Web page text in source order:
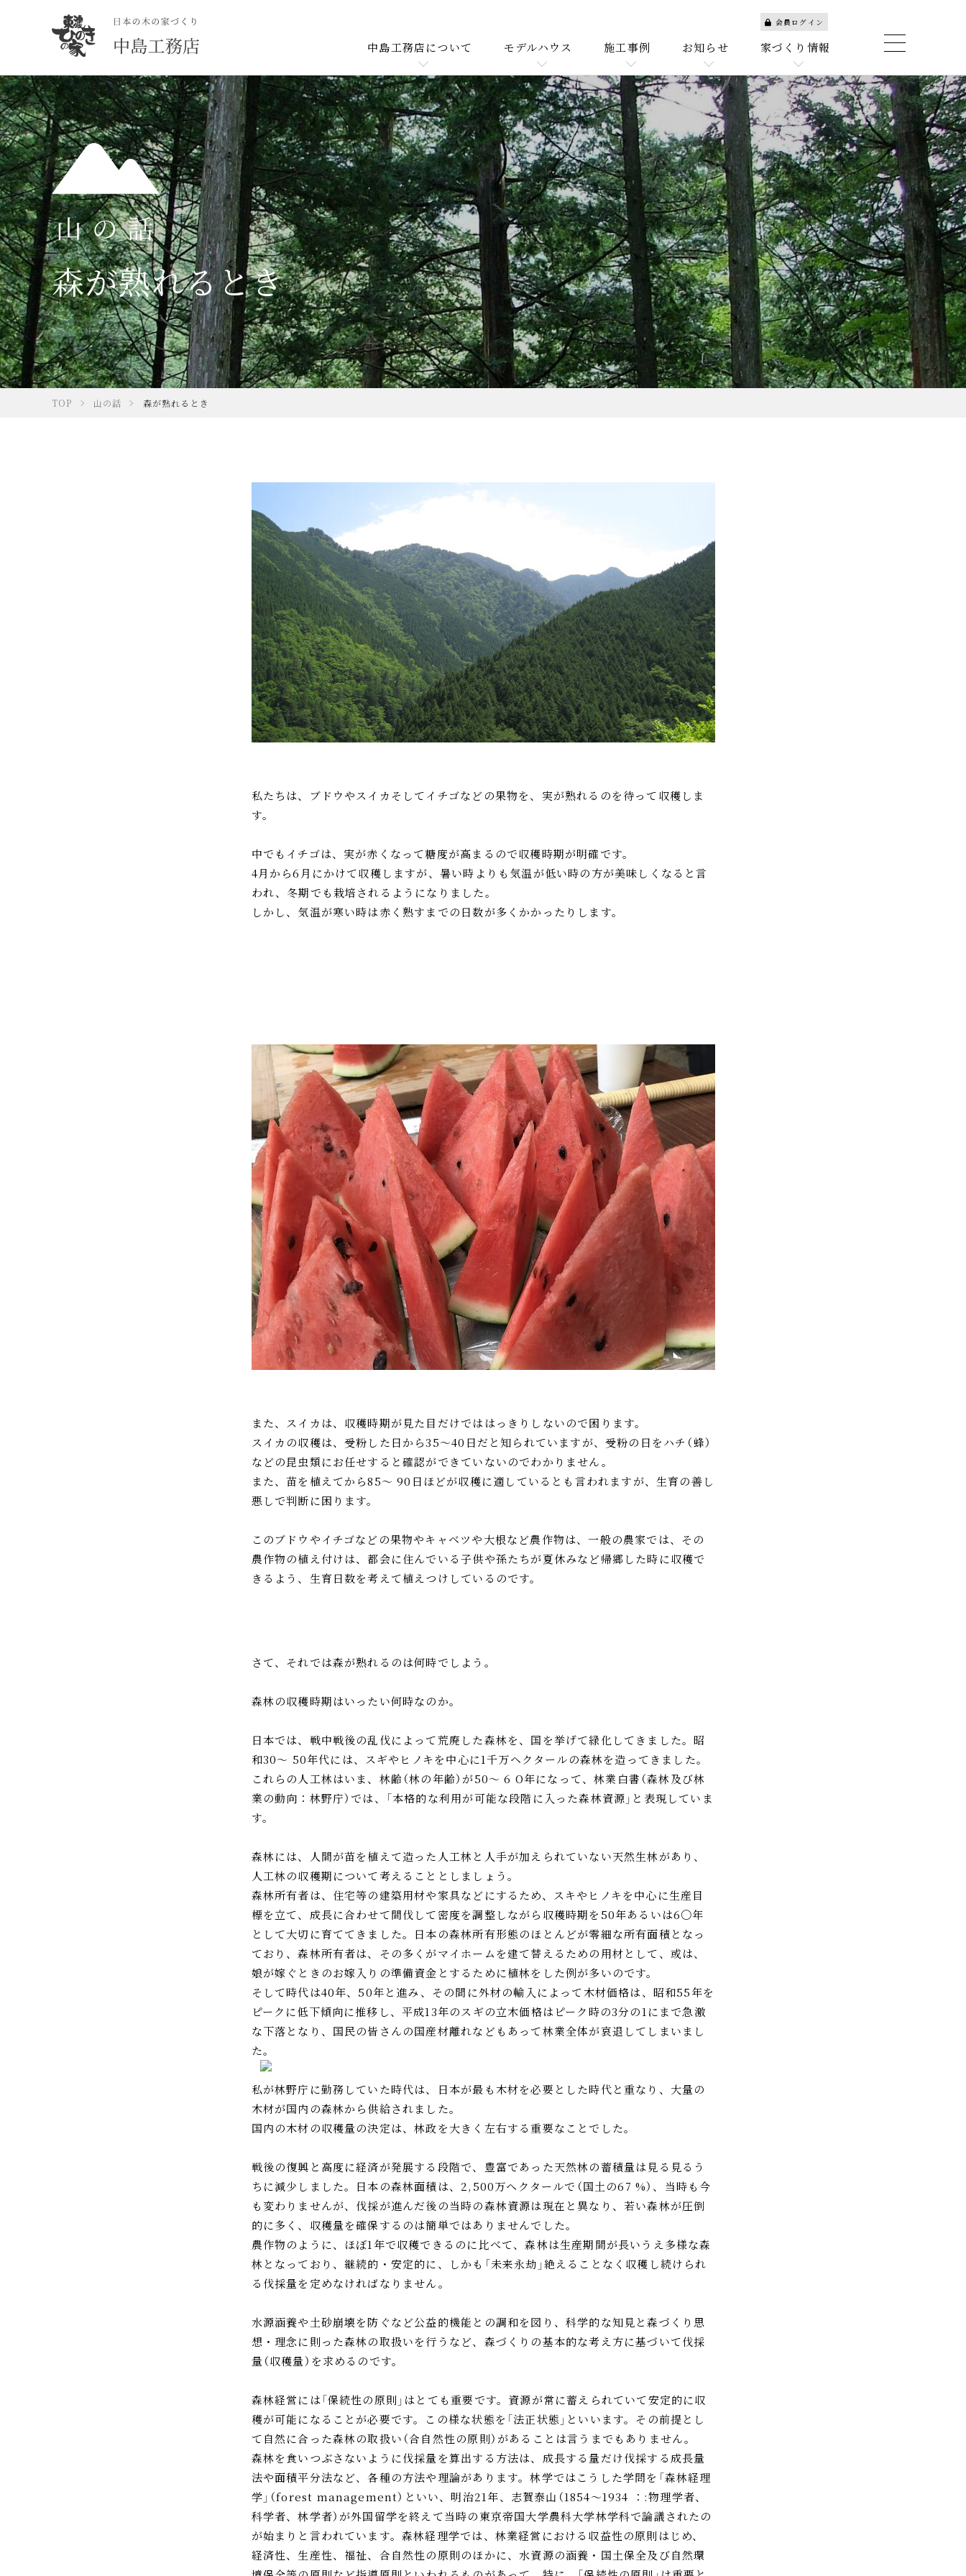
中島工務店について モデルハウス 施工事例 お知らせ 家づくり情報
会員ログイン
森が熟れるとき
TOP 山の話 森が熟れるとき
私たちは、ブドウやスイカそしてイチゴなどの果物を、実が熟れるのを待って収穫しま
す。
中でもイチゴは、実が赤くなって糖度が高まるので収穫時期が明確です。
4月から6月にかけて収穫しますが、暑い時よりも気温が低い時の方が美味しくなると言
われ、冬期でも栽培されるようになりました。
しかし、気温が寒い時は赤く熟すまでの日数が多くかかったりします。
また、スイカは、収穫時期が見た目だけでははっきりしないので困ります。
スイカの収穫は、受粉した日から35～40日だと知られていますが、受粉の日をハチ（蜂）
などの昆虫類にお任せすると確認ができていないのでわかりません。
また、苗を植えてから85～ 90日ほどが収穫に適しているとも言われますが、生育の善し
悪しで判断に困ります。
このブドウやイチゴなどの果物やキャベツや大根など農作物は、一般の農家では、その
農作物の植え付けは、都会に住んでいる子供や孫たちが夏休みなど帰郷した時に収穫で
きるよう、生育日数を考えて植えつけしているのです。
さて、それでは森が熟れるのは何時でしよう。
森林の収穫時期はいったい何時なのか。
日本では、戦中戦後の乱伐によって荒廃した森林を、国を挙げて緑化してきました。昭
和30～ 50年代には、スギやヒノキを中心に1千万ヘクタールの森林を造ってきました。
これらの人工林はいま、林齢（林の年齢）が50～ 6 O年になって、林業白書（森林及び林
業の動向：林野庁）では、「本格的な利用が可能な段階に入った森林資源」と表現していま
す。
森林には、人間が苗を植えて造った人工林と人手が加えられていない天然生林があり、
人工林の収穫期について考えることとしましょう。
森林所有者は、住宅等の建築用材や家具などにするため、スキやヒノキを中心に生産目
標を立て、成長に合わせて間伐して密度を調整しながら収穫時期を50年あるいは6〇年
として大切に育ててきました。日本の森林所有形態のほとんどが零細な所有面積となっ
ており、森林所有者は、その多くがマイホームを建て替えるための用材として、或は、
娘が嫁ぐときのお嫁入りの準備資金とするために植林をした例が多いのです。
そして時代は40年、50年と進み、その間に外材の輸入によって木材価格は、昭和55年を
ピークに低下傾向に推移し、平成13年のスギの立木価格はピーク時の3分の1にまで急激
な下落となり、 国民の皆さんの国産材離れなどもあって林業全体が哀退してしまいまし
た。
私が林野庁に勤務していた時代は、日本が最も木材を必要とした時代と重なり、大量の
木材が国内の森林から供給されました。
国内の木材の収穫量の決定は、林政を大きく左右する重要なことでした。
戦後の復興と高度に経済が発展する段階で、豊富であった天然林の蓄積量は見る見るう
ちに減少しました。日本の森林面積は、2,500万ヘクタールで（国土の67 %）、当時も今
も変わりませんが、伐採が進んだ後の当時の森林資源は現在と異なり、若い森林が圧倒
的に多く、収穫量を確保するのは簡単ではありませんでした。
農作物のように、ほぼ1年で収穫できるのに比べて、森林は生産期間が長いうえ多様な森
林となっており、継続的・安定的に、しかも「未来永劫」絶えることなく収穫し続けられ
る伐採量を定めなければなりません。
水源涵養や土砂崩壊を防ぐなど公益的機能との調和を図り、科学的な知見と森づくり思
想・理念に則った森林の取扱いを行うなど、森づくりの基本的な考え方に基づいて伐採
量（収穫量）を求めるのです。
森林経営には「保続性の原則」はとても重要です。資源が常に蓄えられていて安定的に収
穫が可能になることが必要です。この様な状態を「法正状態」といいます。その前提とし
て自然に合った森林の取扱い（合自然性の原則）があることは言うまでもありません。
森林を食いつぶさないように伐採量を算出する方法は、成長する量だけ伐採する成長量
法や面積平分法など、各種の方法や理論があります。林学ではこうした学問を「森林経理
学」（forest management）といい、明治21年、志賀泰山（1854～1934 ：:物理学者、
科学者、林学者）が外国留学を終えて当時の東京帝国大学農科大学林学科で論議されたの
が始まりと言われています。森林経理学では、林業経営における収益性の原則はじめ、
経済性、生産性、福祉、合自然性の原則のほかに、水資源の涵養・国土保全及び自然環